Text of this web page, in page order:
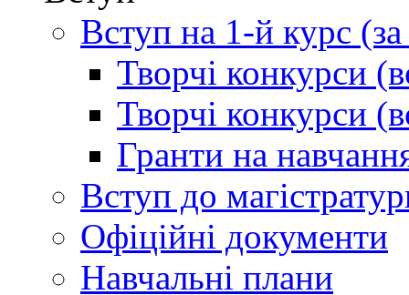
Вступ на 1-й курс
Творчі конкурси
Творчі конкурси
Гранти на
Вступ до
Офіційні документи
Навчальні плани